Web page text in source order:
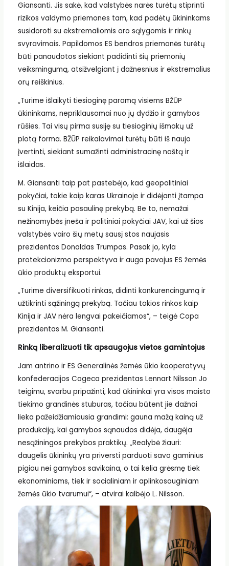
Giansanti. Jis sakė, kad valstybės narės turėtų stiprinti
rizikos valdymo priemones tam, kad padėtų ūkininkams
susidoroti su ekstremaliomis oro sąlygomis ir rinkų
svyravimais. Papildomos ES bendros priemonės turėtų
būti panaudotos siekiant padidinti šių priemonių
veiksmingumą, atsižvelgiant į dažnesnius ir ekstremalius
orų reiškinius.
„Turime išlaikyti tiesioginę paramą visiems BŽŪP
ūkininkams, nepriklausomai nuo jų dydžio ir gamybos
rūšies. Tai visų pirma susiję su tiesioginių išmokų už
plotą forma. BŽŪP reikalavimai turėtų būti iš naujo
įvertinti, siekiant sumažinti administracinę naštą ir
išlaidas.
M. Giansanti taip pat pastebėjo, kad geopolitiniai
pokyčiai, tokie kaip karas Ukrainoje ir didėjanti įtampa
su Kinija, keičia pasaulinę prekybą. Be to, nemažai
nežinomybės įneša ir politiniai pokyčiai JAV, kai už šios
valstybės vairo šių metų sausį stos naujasis
prezidentas Donaldas Trumpas. Pasak jo, kyla
protekcionizmo perspektyva ir auga pavojus ES žemės
ūkio produktų eksportui.
„Turime diversifikuoti rinkas, didinti konkurencingumą ir
užtikrinti sąžiningą prekybą. Tačiau tokios rinkos kaip
Kinija ir JAV nėra lengvai pakeičiamos“, – teigė Copa
prezidentas M. Giansanti.
Rinką liberalizuoti tik apsaugojus vietos gamintojus
Jam antrino ir ES Generalinės žemės ūkio kooperatyvų
konfederacijos Cogeca prezidentas Lennart Nilsson Jo
teigimu, svarbu pripažinti, kad ūkininkai yra visos maisto
tiekimo grandinės stuburas, tačiau būtent jie dažnai
lieka pažeidžiamiausia grandimi: gauna mažą kainą už
produkciją, kai gamybos sąnaudos didėja, daugėja
nesąžiningos prekybos praktikų. „Realybė žiauri:
daugelis ūkininkų yra priversti parduoti savo gaminius
pigiau nei gamybos savikaina, o tai kelia grėsmę tiek
ekonominiams, tiek ir socialiniam ir aplinkosauginiam
žemės ūkio tvarumui“, – atvirai kalbėjo L. Nilsson.